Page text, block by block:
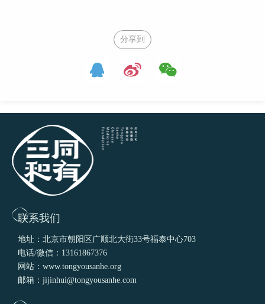
分享到
联系我们
地址：北京市朝阳区广顺北大街33号福泰中心703
电话/微信：13161867376
网站：www.tongyousanhe.org
邮箱：jijinhui@tongyousanhe.com